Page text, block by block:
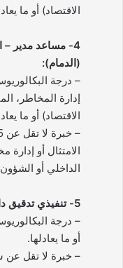
الاقتصاد) أو ما
4- مساعد مدير –
(الدمام):
– درجة
إدارة المخاطر،
الاقتصاد) أو ما
الامتثال أو
الداخلي أو الشؤون
5- تنفيذي تدقيق داخلي (الدمام):
– درجة
أو ما يعادلها.
– خبرة لا تقل عن